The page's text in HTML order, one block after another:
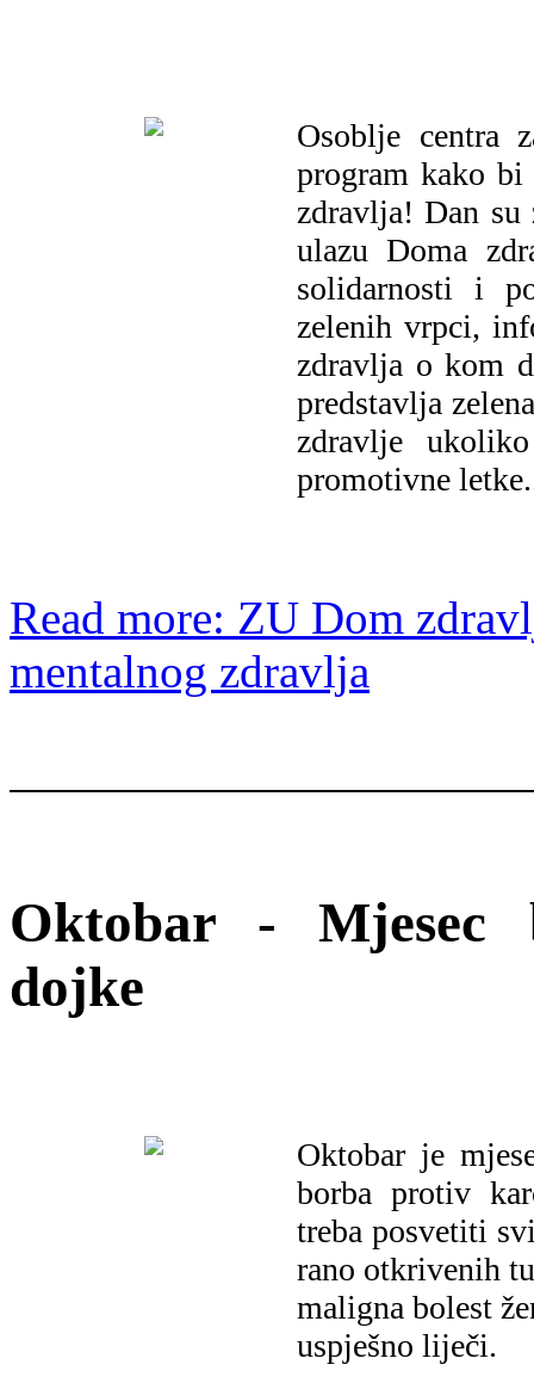
Osoblje centra
program kako
zdravlja! Dan
ulazu Doma
solidarnosti i
zelenih vrpci,
zdravlja o kom
predstavlja
zdravlje
promotivne
Read more: ZU Dom
mentalnog zdravlja
Oktobar - Mjesec
dojke
Oktobar je
borba protiv
treba posvetiti
rano otkrivenih
maligna bolest
uspješno liječi.